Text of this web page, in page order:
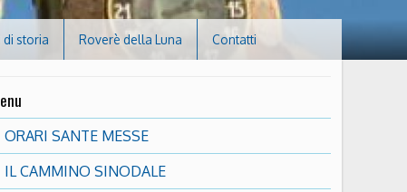
di storia Roverè della Luna Contatti
ORARI SANTE MESSE
IL CAMMINO SINODALE